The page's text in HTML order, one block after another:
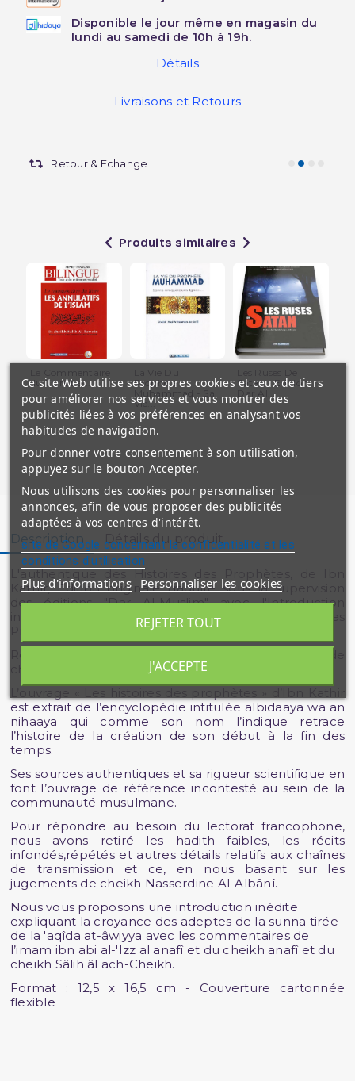
Disponible le jour même en magasin du
lundi au samedi de 10h à 19h.
Détails
Livraisons et Retours
Retour & Echange
Produits similaires
du Livre Les...
Prophète
Muhammad - Sa
Vie...
Satan - Edition
Dar Al...
Description Détails du produit
L'authentique des Histoires des Prophètes, de Ibn
Kathîr, Édition originale traduite sous la supervision
des éditions "Dar Al-Muslim" avec l'Introduction
inédite sur la croyance du musulman concernant les
est extrait de l’encyclopédie intitulée albidaaya wa an
nihaaya qui comme son nom l’indique retrace
l’histoire de la création de son début à la fin des
temps.
Ses sources authentiques et sa rigueur scientifique en
font l’ouvrage de référence incontesté au sein de la
communauté musulmane.
Pour répondre au besoin du lectorat francophone,
nous avons retiré les hadith faibles, les récits
infondés,répétés et autres détails relatifs aux chaînes
de transmission et ce, en nous basant sur les
jugements de cheikh Nasserdine Al-Albânî.
Nous vous proposons une introduction inédite
expliquant la croyance des adeptes de la sunna tirée
de la 'aqîda at-âwiyya avec les commentaires de
l’imam ibn abi al-'Izz al anafî et du cheikh anafî et du
cheikh Sâlih âl ach-Cheikh.
Format : 12,5 x 16,5 cm - Couverture cartonnée
flexible
Ce site Web utilise ses propres cookies et ceux de tiers
pour améliorer nos services et vous montrer des
publicités liées à vos préférences en analysant vos
habitudes de navigation.
Pour donner votre consentement à son utilisation,
appuyez sur le bouton Accepter.
Nous utilisons des cookies pour personnaliser les
annonces, afin de vous proposer des publicités
adaptées à vos centres d'intérêt.
site de Google concernant la confidentialité et les
conditions d'utilisation
Plus d'informations Personnaliser les cookies
REJETER TOUT
J'ACCEPTE